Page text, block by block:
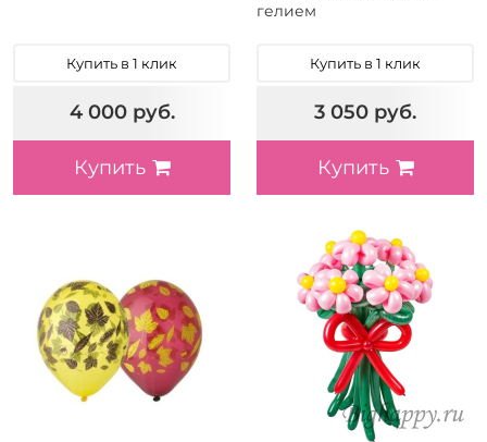
Купить в 1 клик
4 000 руб.
Купить
гелием
Купить в 1 клик
3 050 руб.
Купить